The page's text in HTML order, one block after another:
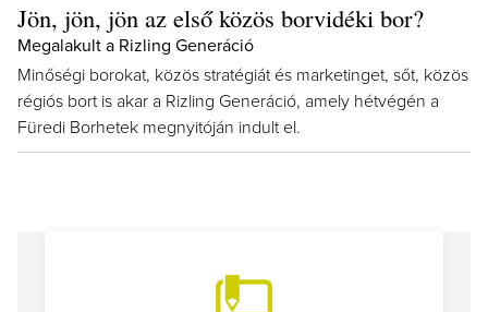
Jön, jön, jön az első közös borvidéki bor?
Megalakult a Rizling Generáció
Minőségi borokat, közös stratégiát és marketinget, sőt, közös
régiós bort is akar a Rizling Generáció, amely hétvégén a
Füredi Borhetek megnyitóján indult el.